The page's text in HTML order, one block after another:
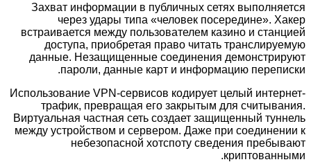
Захват информации в публичных сетях выполняется
через удары типа «человек посередине». Хакер
встраивается между пользователем казино и станцией
доступа, приобретая право читать транслируемую
данные. Незащищенные соединения демонстрируют
пароли, данные карт и информацию переписки.
Использование VPN-сервисов кодирует целый интернет-
трафик, превращая его закрытым для считывания.
Виртуальная частная сеть создает защищенный туннель
между устройством и сервером. Даже при соединении к
небезопасной хотспоту сведения пребывают
криптованными.